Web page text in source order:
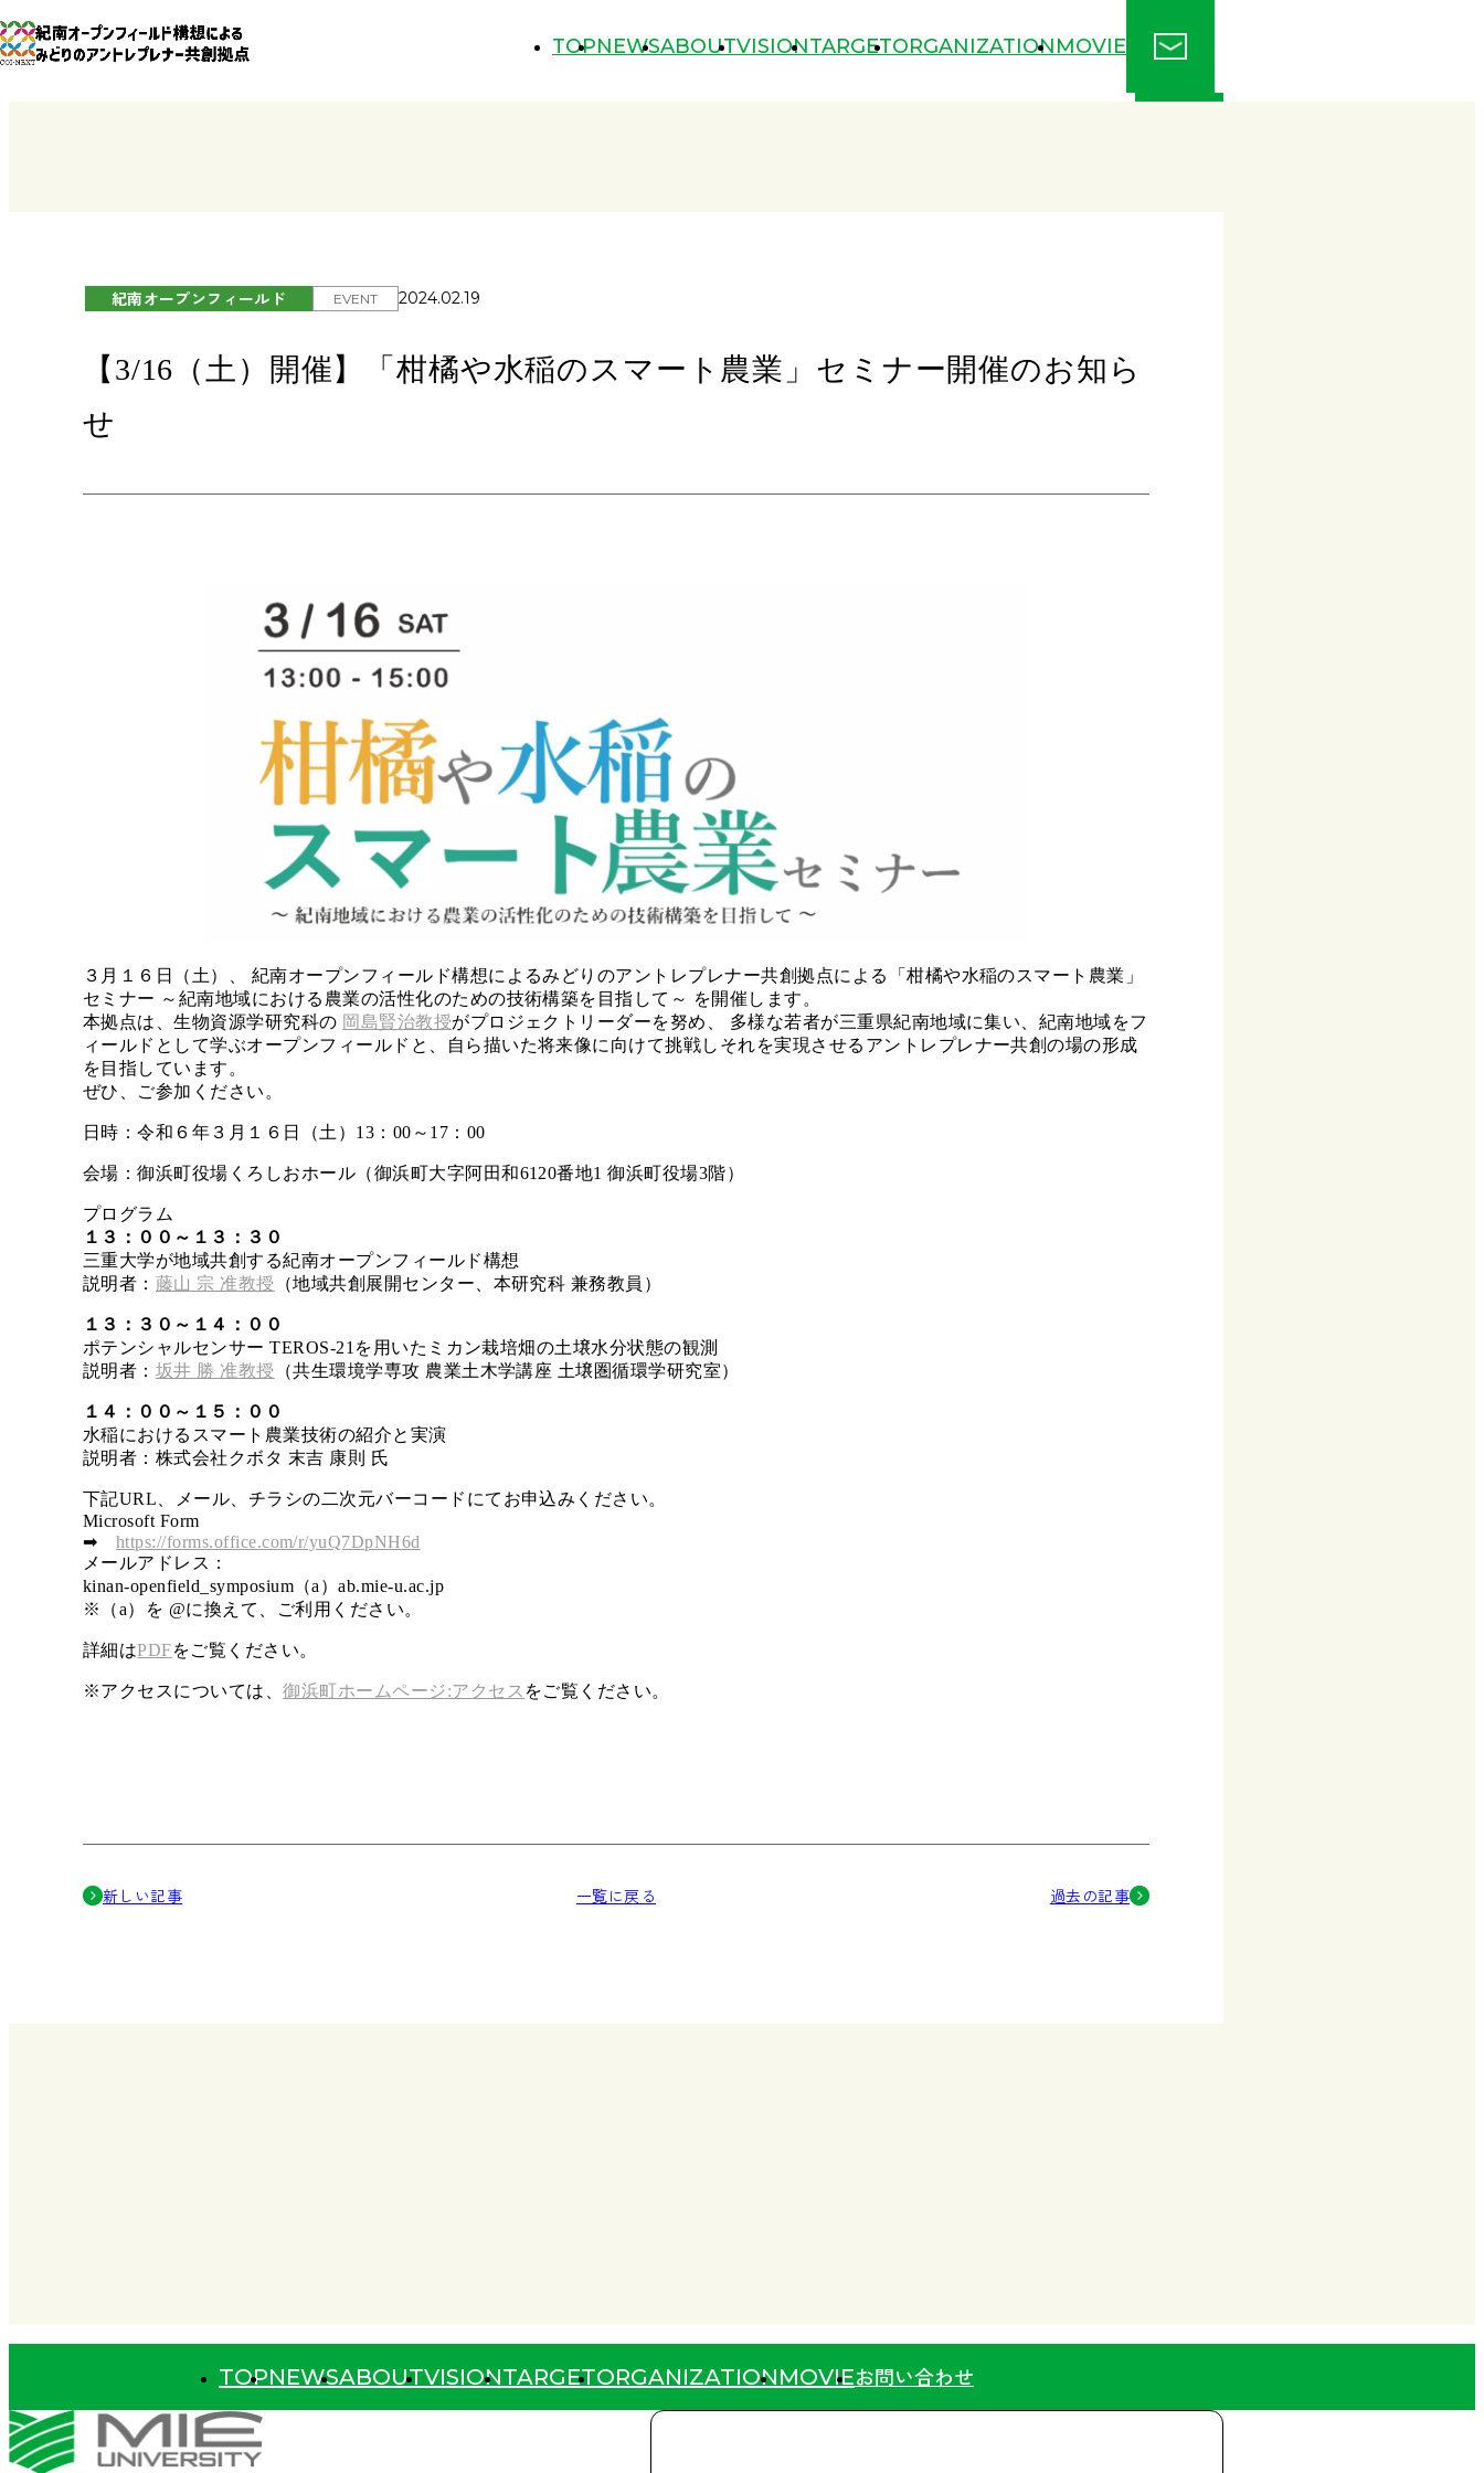
TOPNEWSABOUTVISIONTARGETORGANIZATIONMOVIE
TOPNEWSABOUTVISIONTARGETORGANIZATIONMOVIE
【3/16（土）開催】「柑橘や水稲のスマート農業」セミナー開催のお知ら
せ
紀南オープンフィールド EVENT 2024.02.19
３月１６日（土）、 紀南オープンフィールド構想によるみどりのアントレプレナー共創拠点による「柑橘や水稲のスマート農業」
セミナー ～紀南地域における農業の活性化のための技術構築を目指して～ を開催します。
本拠点は、生物資源学研究科の 岡島賢治教授がプロジェクトリーダーを努め、 多様な若者が三重県紀南地域に集い、紀南地域をフ
ィールドとして学ぶオープンフィールドと、自ら描いた将来像に向けて挑戦しそれを実現させるアントレプレナー共創の場の形成
を目指しています。
ぜひ、ご参加ください。
日時：令和６年３月１６日（土）13：00～17：00
会場：御浜町役場くろしおホール（御浜町大字阿田和6120番地1 御浜町役場3階）
プログラム
１３：００～１３：３０
三重大学が地域共創する紀南オープンフィールド構想
説明者： 藤山 宗 准教授 （地域共創展開センター、本研究科 兼務教員）
１３：３０～１４：００
ポテンシャルセンサー TEROS-21を用いたミカン栽培畑の土壌水分状態の観測
説明者： 坂井 勝 准教授 （共生環境学専攻 農業土木学講座 土壌圏循環学研究室）
１４：００～１５：００
水稲におけるスマート農業技術の紹介と実演
説明者：株式会社クボタ 末吉 康則 氏
下記URL、メール、チラシの二次元バーコードにてお申込みください。
Microsoft Form
➡ https://forms.office.com/r/yuQ7DpNH6d
メールアドレス：
kinan-openfield_symposium（a）ab.mie-u.ac.jp
※（a）を @に換えて、ご利用ください。
詳細はPDFをご覧ください。
※アクセスについては、御浜町ホームページ:アクセス をご覧ください。
新しい記事 一覧に戻る 過去の記事
TOPNEWSABOUTVISIONTARGETORGANIZATIONMOVIEお問い合わせ